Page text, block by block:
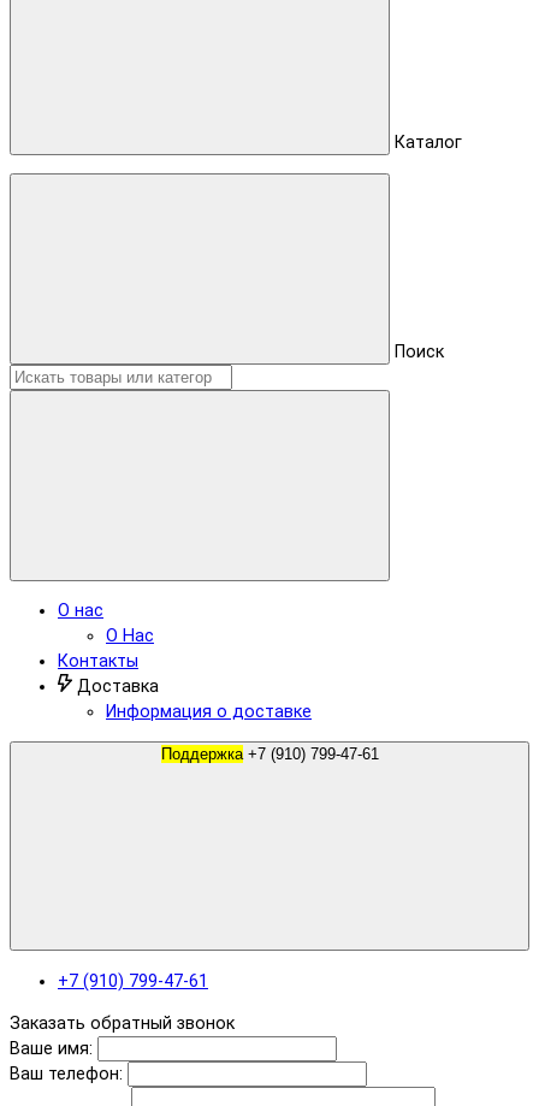
Каталог
Поиск
О нас
О Нас
Контакты
Доставка
Информация о доставке
Поддержка +7 (910) 799-47-61
+7 (910) 799-47-61
Заказать обратный звонок
Ваше имя:
Ваш телефон: